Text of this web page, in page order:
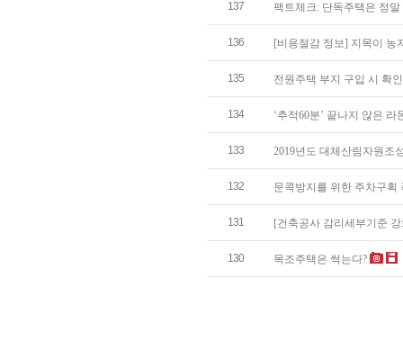
137 팩트체크: 단독주택은 정말
136 [비용절감 정보] 지목이 농
135 전원주택 부지 구입 시 확
134 ‘추적60분’ 끝나지 않은
133 2019년도 대체산림자원조
132 문콕방지를 위한 주차구획
131 [건축공사 감리세부기준
130 목조주택은 썩는다?